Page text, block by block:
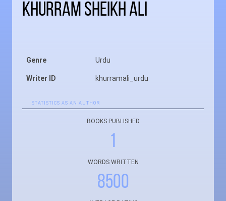
Khurram Sheikh Ali
Genre Urdu
Writer ID khurramali_urdu
STATISTICS AS AN AUTHOR
BOOKS PUBLISHED
1
WORDS WRITTEN
8500